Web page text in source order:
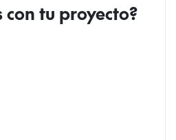
con tu proyecto?